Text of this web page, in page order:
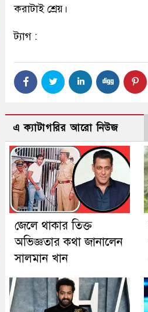
করাটাই শ্রেয়।
ট্যাগ :
এ ক্যাটাগরির আরো নিউজ
জেলে থাকার তিক্ত
অভিজ্ঞতার কথা জানালেন
সালমান খান